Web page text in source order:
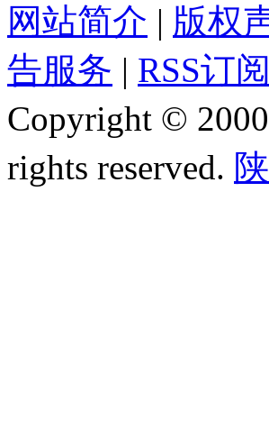
网站简介 | 版权
告服务 | RSS订阅
Copyright ©
rights reserved.